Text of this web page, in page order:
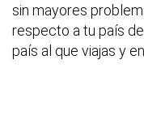
sin mayores
respecto a tu país
país al que viajas y